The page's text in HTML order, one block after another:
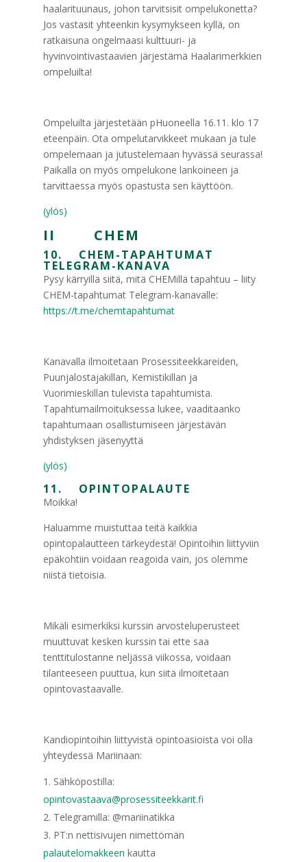
haalarituunaus, johon tarvitsisit ompelukonetta?
Jos vastasit yhteenkin kysymykseen kyllä, on
ratkaisuna ongelmaasi kulttuuri- ja
hyvinvointivastaavien järjestämä Haalarimerkkien
ompeluilta!
Ompeluilta järjestetään pHuoneella 16.11. klo 17
eteenpäin. Ota ompelutarvikkeet mukaan ja tule
ompelemaan ja jutustelemaan hyvässä seurassa!
Paikalla on myös ompelukone lankoineen ja
tarvittaessa myös opastusta sen käyttöön.
(ylös)
II CHEM
10. CHEM-TAPAHTUMAT
TELEGRAM-KANAVA
Pysy kärryillä siitä, mitä CHEMillä tapahtuu – liity
CHEM-tapahtumat Telegram-kanavalle:
https://t.me/chemtapahtumat
Kanavalla ilmoitetaan Prosessiteekkareiden,
Puunjalostajakillan, Kemistikillan ja
Vuorimieskillan tulevista tapahtumista.
Tapahtumailmoituksessa lukee, vaaditaanko
tapahtumaan osallistumiseen järjestävän
yhdistyksen jäsenyyttä
(ylös)
11. OPINTOPALAUTE
Moikka!
Haluamme muistuttaa teitä kaikkia
opintopalautteen tärkeydestä! Opintoihin liittyviin
epäkohtiin voidaan reagoida vain, jos olemme
niistä tietoisia.
Mikäli esimerkiksi kurssin arvosteluperusteet
muuttuvat kesken kurssin tai ette saa
tenttitulostanne neljässä viikossa, voidaan
tilanteeseen puuttua, kun siitä ilmoitetaan
opintovastaavalle.
Kandiopintoihin liittyvistä opintoasioista voi olla
yhteydessä Mariinaan:
Sähköpostilla:
opintovastaava@prosessiteekkarit.fi
Telegramilla: @mariinatikka
PT:n nettisivujen nimettömän
palautelomakkeen kautta